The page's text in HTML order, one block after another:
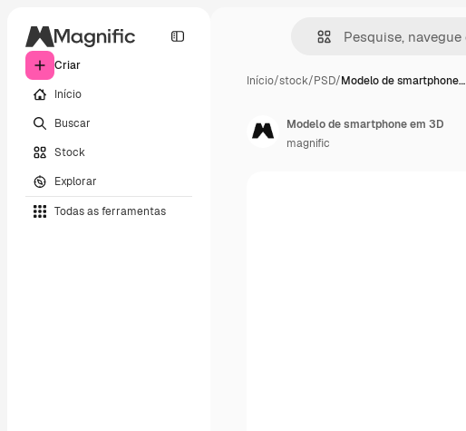
Criar
Início
Buscar
Stock
Explorar
Todas as ferramentas
Início/stock/PSD/Modelo de smartphone…
Modelo de smartphone em 3D
magnific